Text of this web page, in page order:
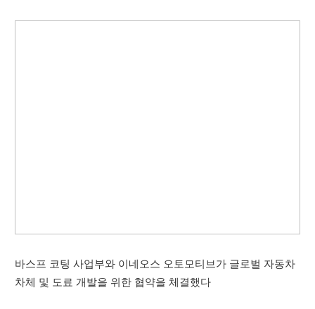
바스프 코팅 사업부와 이네오스 오토모티브가 글로벌 자동차
차체 및 도료 개발을 위한 협약을 체결했다